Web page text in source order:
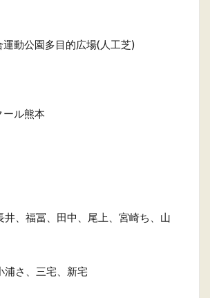
運動公園多目的広場(人工芝)
ール熊本
井、福冨、田中、尾上、宮崎ち、山
浦さ、三宅、新宅